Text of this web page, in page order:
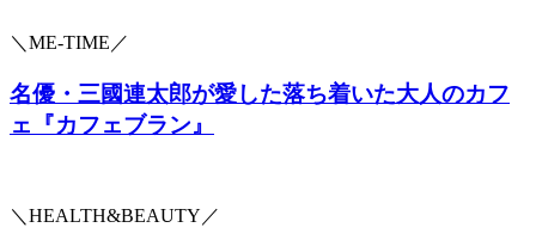
＼ME-TIME／
名優・三國連太郎が愛した落ち着いた大人のカフ
ェ『カフェブラン』
＼HEALTH&BEAUTY／